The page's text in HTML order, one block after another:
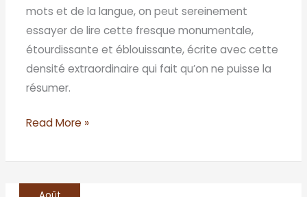
mots et de la langue, on peut sereinement
essayer de lire cette fresque monumentale,
étourdissante et éblouissante, écrite avec cette
densité extraordinaire qui fait qu’on ne puisse la
résumer.
Read More »